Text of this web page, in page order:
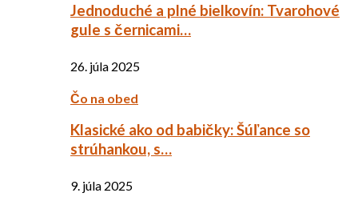
Jednoduché a plné bielkovín: Tvarohové
gule s černicami…
26. júla 2025
Čo na obed
Klasické ako od babičky: Šúľance so
strúhankou, s…
9. júla 2025